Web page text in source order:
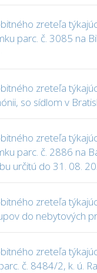
zreteľa
parc. č. 3085 na
zreteľa
so sídlom v
zreteľa
parc. č. 2886 na
určitú do 31. 08.
zreteľa
do nebytových
zreteľa
č. 8484/2, k. ú.